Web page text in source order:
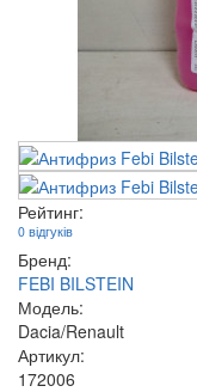
Рейтинг:
0 відгуків
Бренд:
FEBI BILSTEIN
Модель:
Dacia/Renault
Артикул:
172006